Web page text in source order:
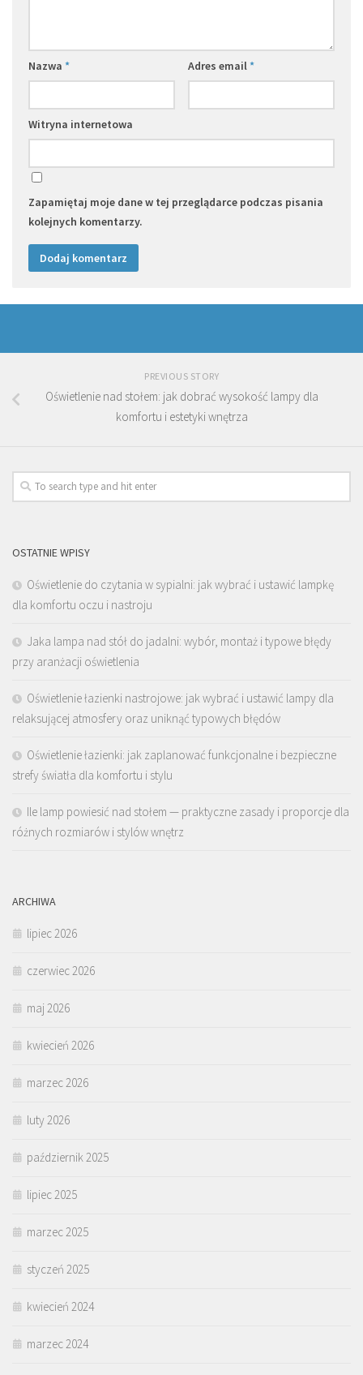
Nazwa * Adres email*
Witryna internetowa
Zapamiętaj moje dane w tej przeglądarce podczas pisania
kolejnych komentarzy.
PREVIOUS STORY
Oświetlenie nad stołem: jak dobrać wysokość lampy dla
komfortu i estetyki wnętrza
OSTATNIE WPISY
Oświetlenie do czytania w sypialni: jak wybrać i ustawić lampkę
dla komfortu oczu i nastroju
Jaka lampa nad stół do jadalni: wybór, montaż i typowe błędy
przy aranżacji oświetlenia
Oświetlenie łazienki nastrojowe: jak wybrać i ustawić lampy dla
relaksującej atmosfery oraz uniknąć typowych błędów
Oświetlenie łazienki: jak zaplanować funkcjonalne i bezpieczne
strefy światła dla komfortu i stylu
Ile lamp powiesić nad stołem — praktyczne zasady i proporcje dla
różnych rozmiarów i stylów wnętrz
ARCHIWA
lipiec 2026
czerwiec 2026
maj 2026
kwiecień 2026
marzec 2026
luty 2026
październik 2025
lipiec 2025
marzec 2025
styczeń 2025
kwiecień 2024
marzec 2024